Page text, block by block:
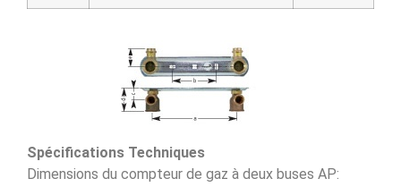
Spécifications Techniques
Dimensions du compteur de gaz à deux buses AP: